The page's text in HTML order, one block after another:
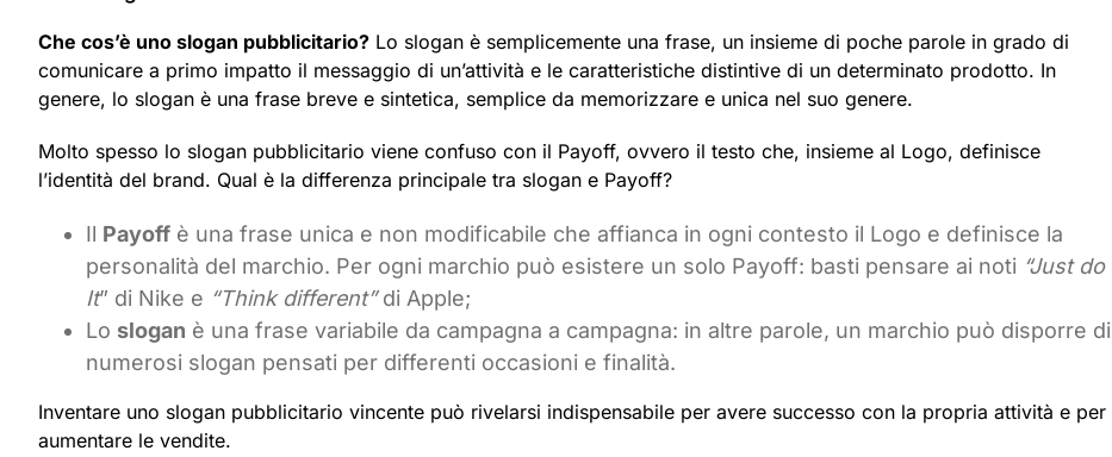
Che cos’è uno slogan pubblicitario? Lo slogan è semplicemente una frase, un insieme di poche parole in grado di
comunicare a primo impatto il messaggio di un’attività e le caratteristiche distintive di un determinato prodotto. In
genere, lo slogan è una frase breve e sintetica, semplice da memorizzare e unica nel suo genere.
Molto spesso lo slogan pubblicitario viene confuso con il Payoff, ovvero il testo che, insieme al Logo, definisce
l’identità del brand. Qual è la differenza principale tra slogan e Payoff?
Il Payoff è una frase unica e non modificabile che affianca in ogni contesto il Logo e definisce la
personalità del marchio. Per ogni marchio può esistere un solo Payoff: basti pensare ai noti “Just do
It” di Nike e “Think different”di Apple;
Lo slogan è una frase variabile da campagna a campagna: in altre parole, un marchio può disporre di
numerosi slogan pensati per differenti occasioni e finalità.
Inventare uno slogan pubblicitario vincente può rivelarsi indispensabile per avere successo con la propria attività e per
aumentare le vendite.